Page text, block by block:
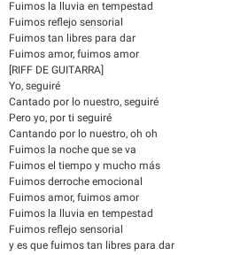
Fuimos la lluvia en tempestad
Fuimos reflejo sensorial
Fuimos tan libres para dar
Fuimos amor, fuimos amor
[RIFF DE GUITARRA]
Yo, seguiré
Cantado por lo nuestro, seguiré
Pero yo, por ti seguiré
Cantando por lo nuestro, oh oh
Fuimos la noche que se va
Fuimos el tiempo y mucho más
Fuimos derroche emocional
Fuimos amor, fuimos amor
Fuimos la lluvia en tempestad
Fuimos reflejo sensorial
y es que fuimos tan libres para dar